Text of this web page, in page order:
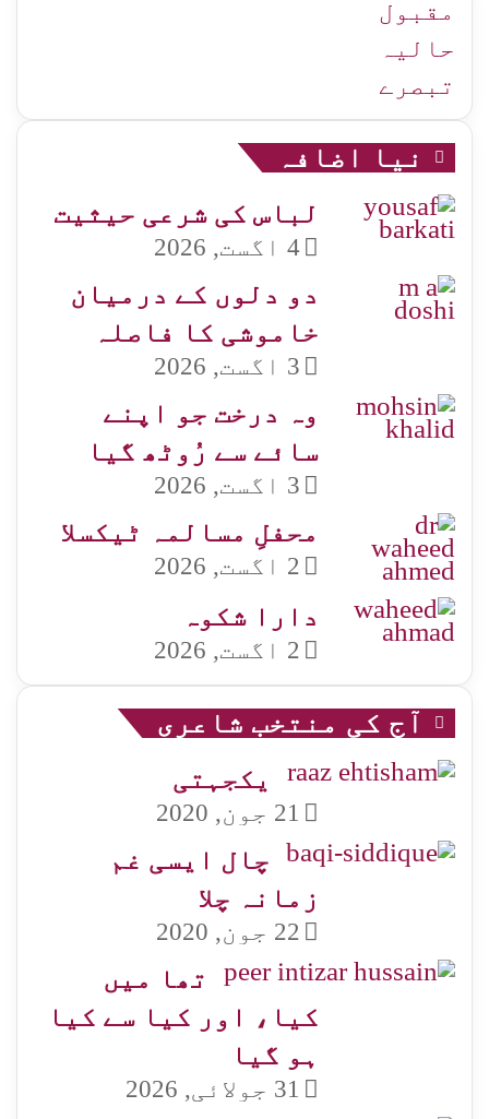
مقبول
حالیہ
تبصرے
نیا اضافہ
لباس کی شرعی حیثیت
4 اگست, 2026
دو دلوں کے درمیان
خاموشی کا فاصلہ
3 اگست, 2026
وہ درخت جو اپنے
سائے سے رُوٹھ گیا
3 اگست, 2026
محفلِ مسالمہ ٹیکسلا
2 اگست, 2026
دارا شکوہ
2 اگست, 2026
آج کی منتخب شاعری
یکجہتی
21 جون, 2020
چال ایسی غم
زمانہ چلا
22 جون, 2020
تھا میں
کیا، اور کیا سے کیا
ہو گیا
31 جولائی, 2026